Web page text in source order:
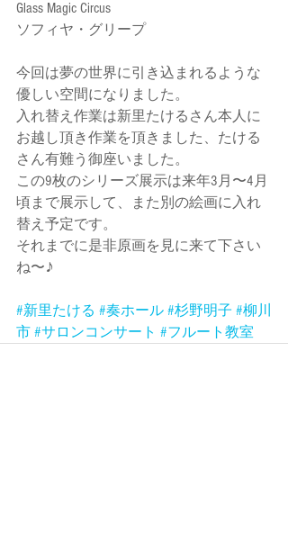
Glass Magic Circus
ソフィヤ・グリープ
今回は夢の世界に引き込まれるような
優しい空間になりました。
入れ替え作業は新里たけるさん本人に
お越し頂き作業を頂きました、たける
さん有難う御座いました。
この9枚のシリーズ展示は来年3月〜4月
頃まで展示して、また別の絵画に入れ
替え予定です。
それまでに是非原画を見に来て下さい
ね〜♪
#新里たける #奏ホール #杉野明子 #柳川
市 #サロンコンサート #フルート教室